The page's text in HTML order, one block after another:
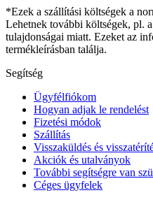
*Ezek a szállítási költségek a
Lehetnek további költségek, pl.
tulajdonságai miatt. Ezeket az
termékleírásban találja.
Segítség
Ügyfélfiókom
Hogyan adjak le rendelést
Fizetési módok
Szállítás
Visszaküldés és
Akciók és utalványok
További segítségre van
Céges ügyfelek